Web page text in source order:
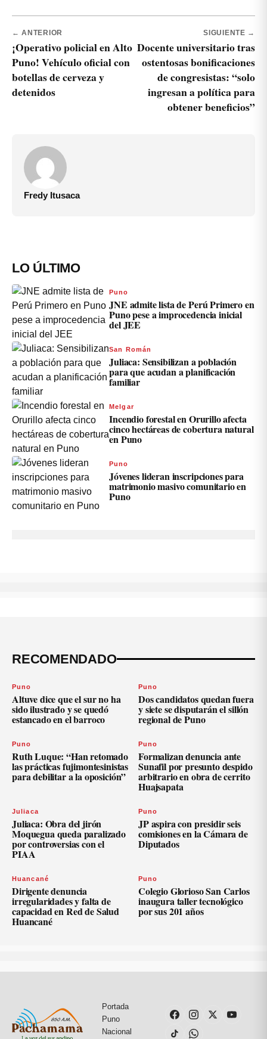
← ANTERIOR
¡Operativo policial en Alto
Puno! Vehículo oficial con
botellas de cerveza y
detenidos
SIGUIENTE →
Docente universitario tras
ostentosas bonificaciones
de congresistas: “solo
ingresan a política para
obtener beneficios”
Fredy Itusaca
LO ÚLTIMO
Puno
JNE admite lista de Perú Primero en
Puno pese a improcedencia inicial
del JEE
San Román
Juliaca: Sensibilizan a población
para que acudan a planificación
familiar
Melgar
Incendio forestal en Orurillo afecta
cinco hectáreas de cobertura natural
en Puno
Puno
Jóvenes lideran inscripciones para
matrimonio masivo comunitario en
Puno
RECOMENDADO
Puno
Altuve dice que el sur no ha
sido ilustrado y se quedó
estancado en el barroco
Puno
Dos candidatos quedan fuera
y siete se disputarán el sillón
regional de Puno
Puno
Ruth Luque: “Han retomado
las prácticas fujimontesinistas
para debilitar a la oposición”
Puno
Formalizan denuncia ante
Sunafil por presunto despido
arbitrario en obra de cerrito
Huajsapata
Juliaca
Juliaca: Obra del jirón
Moquegua queda paralizado
por controversias con el
PIAA
Puno
JP aspira con presidir seis
comisiones en la Cámara de
Diputados
Huancané
Dirigente denuncia
irregularidades y falta de
capacidad en Red de Salud
Huancané
Puno
Colegio Glorioso San Carlos
inaugura taller tecnológico
por sus 201 años
Portada
Puno
Nacional